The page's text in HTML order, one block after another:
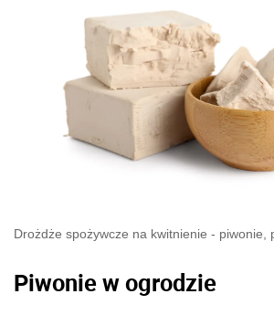
Drożdże spożywcze na kwitnienie - piwonie,
Piwonie w ogrodzie